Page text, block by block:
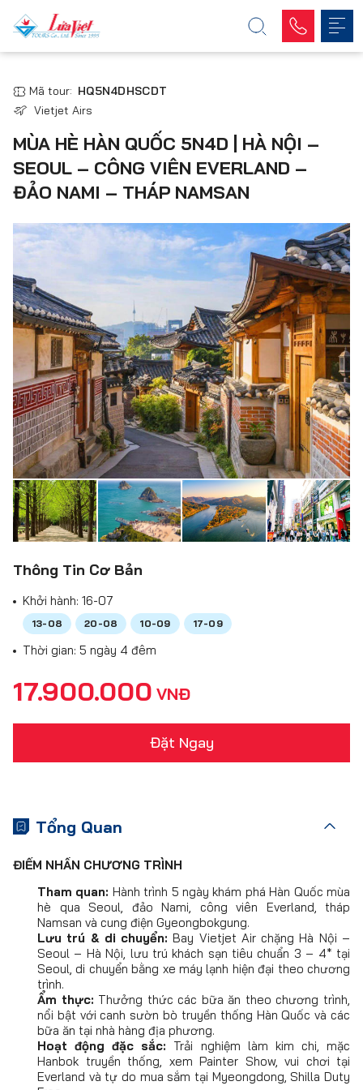
Mã tour: HQ5N4DHSCDT
Vietjet Airs
MÙA HÈ HÀN QUỐC 5N4D | HÀ NỘI –
SEOUL – CÔNG VIÊN EVERLAND –
ĐẢO NAMI – THÁP NAMSAN
Tổng Quan
ĐIỂM NHẤN CHƯƠNG TRÌNH
Tham quan: Hành trình 5 ngày khám phá Hàn Quốc mùa
hè qua Seoul, đảo Nami, công viên Everland, tháp
Namsan và cung điện Gyeongbokgung.
Lưu trú & di chuyển: Bay Vietjet Air chặng Hà Nội –
Seoul – Hà Nội, lưu trú khách sạn tiêu chuẩn 3 – 4* tại
Seoul, di chuyển bằng xe máy lạnh hiện đại theo chương
trình.
Ẩm thực: Thưởng thức các bữa ăn theo chương trình,
nổi bật với canh sườn bò truyền thống Hàn Quốc và các
bữa ăn tại nhà hàng địa phương.
Hoạt động đặc sắc: Trải nghiệm làm kim chi, mặc
Hanbok truyền thống, xem Painter Show, vui chơi tại
Everland và tự do mua sắm tại Myeongdong, Shilla Duty
Thông Tin Cơ Bản
Khởi hành: 16-07
13-08 20-08 10-09 17-09
Thời gian: 5 ngày 4 đêm
17.900.000 VNĐ
Đặt Ngay